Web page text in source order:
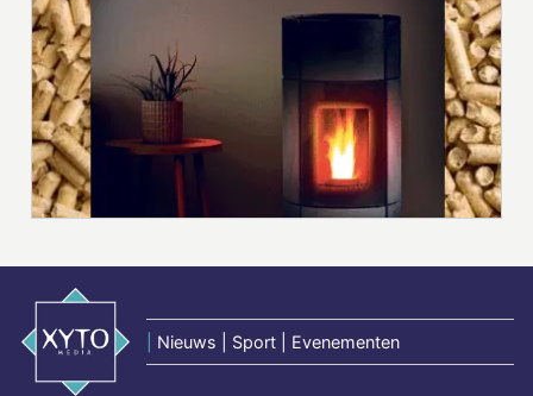
Nieuws | Sport | Evenementen